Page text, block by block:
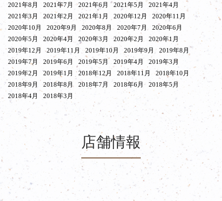
2021年8月
2021年7月 2021年6月 2021年5月
2021年4月
2021年3月
2021年2月 2021年1月 2020年12月
2020年11月
2020年10月
2020年9月 2020年8月 2020年7月
2020年6月
2020年5月
2020年4月 2020年3月 2020年2月
2020年1月
2019年12月
2019年11月 2019年10月 2019年9月
2019年8月
2019年7月
2019年6月 2019年5月 2019年4月
2019年3月
2019年2月
2019年1月 2018年12月 2018年11月
2018年10月
2018年9月
2018年8月 2018年7月 2018年6月
2018年5月
2018年4月
2018年3月
店舗情報